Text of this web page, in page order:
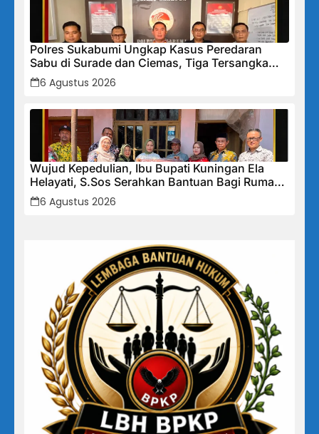
Polres Sukabumi Ungkap Kasus Peredaran
Sabu di Surade dan Ciemas, Tiga Tersangka
Diamankan
6 Agustus 2026
Wujud Kepedulian, Ibu Bupati Kuningan Ela
Helayati, S.Sos Serahkan Bantuan Bagi Rumah
Terdampak Bencana di Desa Karangkancana
6 Agustus 2026